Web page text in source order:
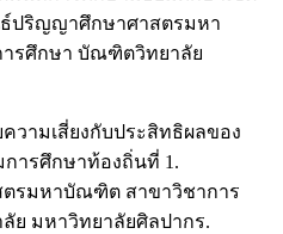
ธ์ปริญญาศึกษาศาสตรมหา
รศึกษา บัณฑิตวิทยาลัย
ความเสี่ยงกับประสิทธิผลของ
ารศึกษาท้องถิ่นที่ 1.
รมหาบัณฑิต สาขาวิชาการ
ย มหาวิทยาลัยศิลปากร.